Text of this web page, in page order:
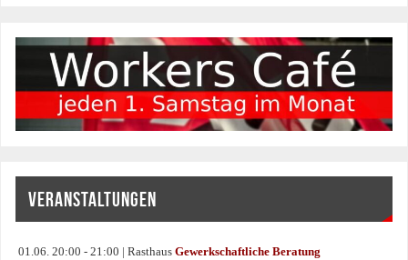
VERANSTALTUNGEN
01.06. 20:00 - 21:00 | RasthausGewerkschaftliche Beratung